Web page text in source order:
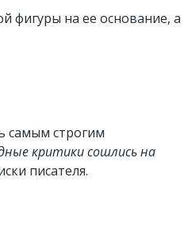
фигуры на ее основание, а
самым строгим
критики сошлись на
писателя.